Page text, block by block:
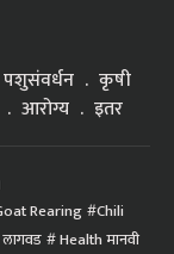
पशुसंवर्धन
कृषी
आरोग्य इतर
Rearing Chili
Health मानवी